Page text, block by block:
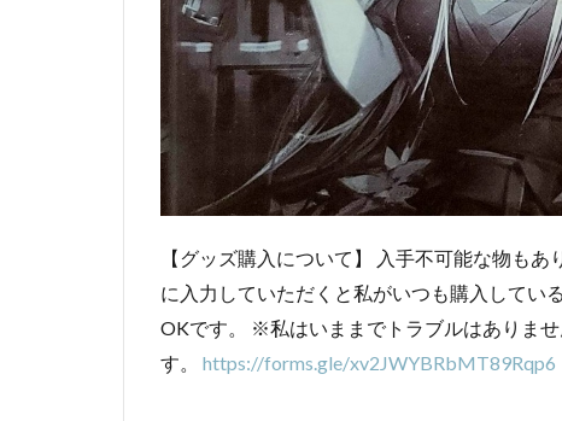
【グッズ購入について】 入手不可能な物も
に入力していただくと私がいつも購入してい
OKです。 ※私はいままでトラブルはありま
す。 https://forms.gle/xv2JWYBRbMT89Rqp6